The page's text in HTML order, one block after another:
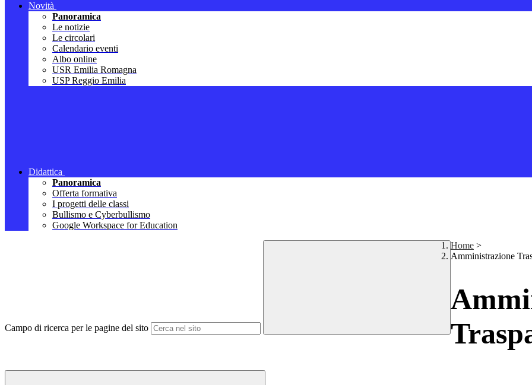
Novità
Panoramica
Le notizie
Le circolari
Calendario eventi
Albo online
USR Emilia Romagna
USP Reggio Emilia
Didattica
Panoramica
Offerta formativa
I progetti delle classi
Bullismo e Cyberbullismo
Google Workspace for Education
Campo di ricerca per le pagine del sito
Home >
Amministrazione